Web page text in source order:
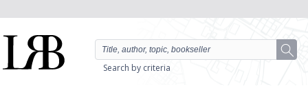
Search by criteria